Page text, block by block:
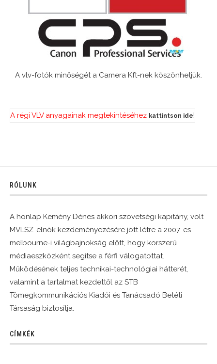
A vlv-fotók minőségét a Camera Kft-nek köszönhetjük.
A régi VLV anyagainak megtekintéséhez kattintson ide!
RÓLUNK
A honlap Kemény Dénes akkori szövetségi kapitány, volt
MVLSZ-elnök kezdeményezésére jött létre a 2007-es
melbourne-i világbajnokság előtt, hogy korszerű
médiaeszközként segítse a férfi válogatottat.
Működésének teljes technikai-technológiai hátterét,
valamint a tartalmat kezdettől az STB
Tömegkommunikációs Kiadói és Tanácsadó Betéti
Társaság biztosítja.
CÍMKÉK